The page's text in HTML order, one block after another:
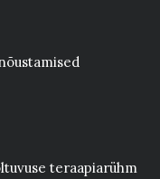
teraapiarühm